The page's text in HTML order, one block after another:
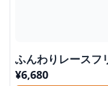
ふんわりレースフ
¥6,680